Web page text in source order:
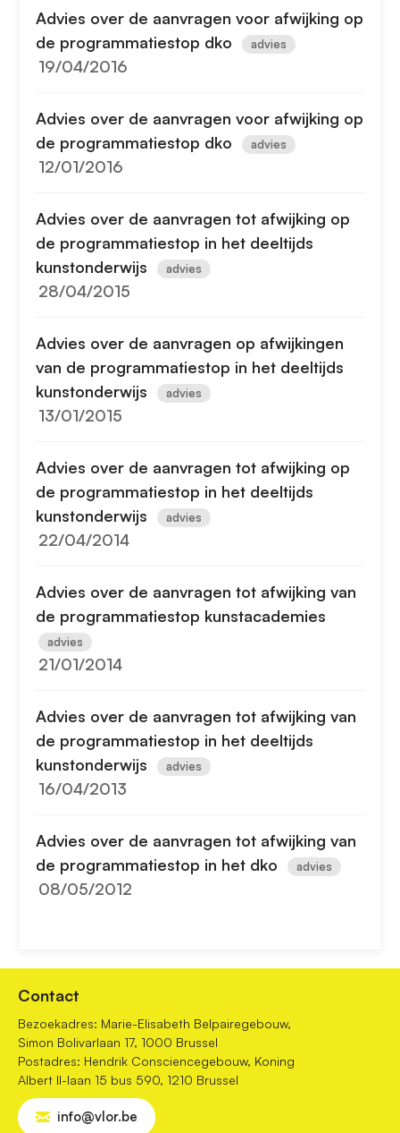
Advies over de aanvragen voor afwijking op
de programmatiestop dko
advies
19/04/2016
Advies over de aanvragen voor afwijking op
de programmatiestop dko
advies
12/01/2016
Advies over de aanvragen tot afwijking op
de programmatiestop in het deeltijds
kunstonderwijs
advies
28/04/2015
Advies over de aanvragen op afwijkingen
van de programmatiestop in het deeltijds
kunstonderwijs
advies
13/01/2015
Advies over de aanvragen tot afwijking op
de programmatiestop in het deeltijds
kunstonderwijs
advies
22/04/2014
Advies over de aanvragen tot afwijking van
de programmatiestop kunstacademies
advies
21/01/2014
Advies over de aanvragen tot afwijking van
de programmatiestop in het deeltijds
kunstonderwijs
advies
16/04/2013
Advies over de aanvragen tot afwijking van
de programmatiestop in het dko
advies
08/05/2012
Contact
Bezoekadres: Marie-Elisabeth Belpairegebouw,
Simon Bolivarlaan 17, 1000 Brussel
Postadres: Hendrik Consciencegebouw, Koning
Albert II-laan 15 bus 590, 1210 Brussel
info@vlor.be